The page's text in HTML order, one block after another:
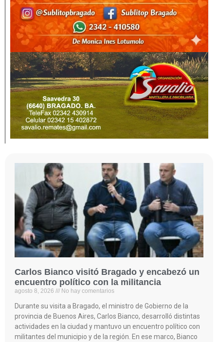
Carlos Bianco visitó Bragado y encabezó un
encuentro político con la militancia
agosto 8, 2026 No hay comentarios
Durante su visita a Bragado, el ministro de Gobierno de la
provincia de Buenos Aires, Carlos Bianco, desarrolló distintas
actividades en la ciudad y mantuvo un encuentro político con
militantes del municipio y de la región. En ese marco, Bianco